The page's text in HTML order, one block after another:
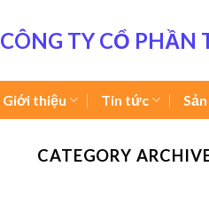
CÔNG TY CỔ
Giới thiệu Tin tức
CATEGORY